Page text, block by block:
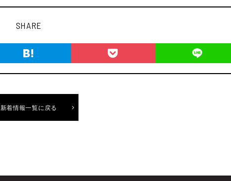
SHARE
新着情報一覧に戻る